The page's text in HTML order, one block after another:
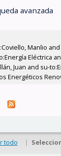
avanzada
Manlio
Eléctrica
Juan and su-
Energéticos
todo |